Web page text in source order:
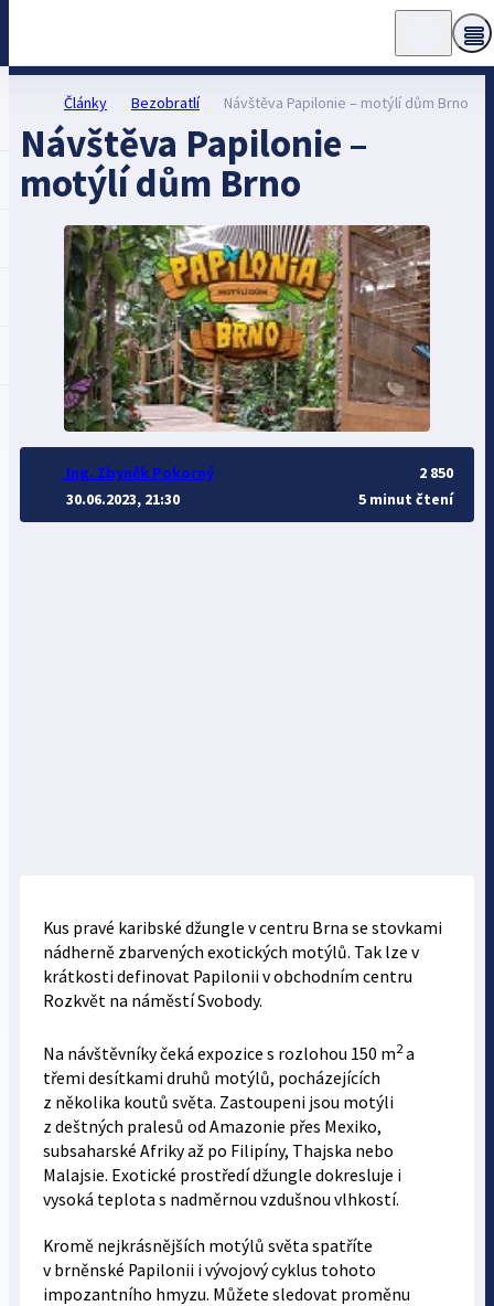
Články Bezobratlí Návštěva Papilonie – motýlí dům Brno
Návštěva Papilonie –
motýlí dům Brno
Ing. Zbyněk Pokorný
30.06.2023, 21:30
2 850
5 minut čtení
Kus pravé karibské džungle v centru Brna se stovkami
nádherně zbarvených exotických motýlů. Tak lze v
krátkosti definovat Papilonii v obchodním centru
Rozkvět na náměstí Svobody.
Na návštěvníky čeká expozice s rozlohou 150 m2a
třemi desítkami druhů motýlů, pocházejících
z několika koutů světa. Zastoupeni jsou motýli
z deštných pralesů od Amazonie přes Mexiko,
subsaharské Afriky až po Filipíny, Thajska nebo
Malajsie. Exotické prostředí džungle dokresluje i
vysoká teplota s nadměrnou vzdušnou vlhkostí.
Kromě nejkrásnějších motýlů světa spatříte
v brněnské Papilonii i vývojový cyklus tohoto
impozantního hmyzu. Můžete sledovat proměnu